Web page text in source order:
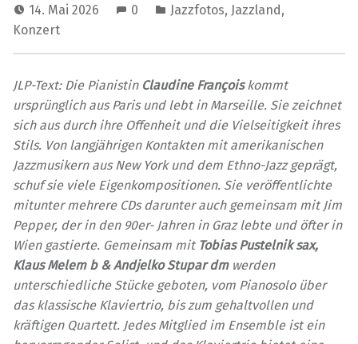
14. Mai 2026 0 Jazzfotos, Jazzland,
Konzert
JLP-Text: Die Pianistin Claudine Françoiskommt
ursprünglich aus Paris und lebt in Marseille. Sie zeichnet
sich aus durch ihre Offenheit und die Vielseitigkeit ihres
Stils. Von langjährigen Kontakten mit amerikanischen
Jazzmusikern aus New York und dem Ethno-Jazz geprägt,
schuf sie viele Eigenkompositionen. Sie veröffentlichte
mitunter mehrere CDs darunter auch gemeinsam mit Jim
Pepper, der in den 90er- Jahren in Graz lebte und öfter in
Wien gastierte. Gemeinsam mit Tobias Pustelnik sax,
Klaus Melem b & Andjelko Stupar dmwerden
unterschiedliche Stücke geboten, vom Pianosolo über
das klassische Klaviertrio, bis zum gehaltvollen und
kräftigen Quartett. Jedes Mitglied im Ensemble ist ein